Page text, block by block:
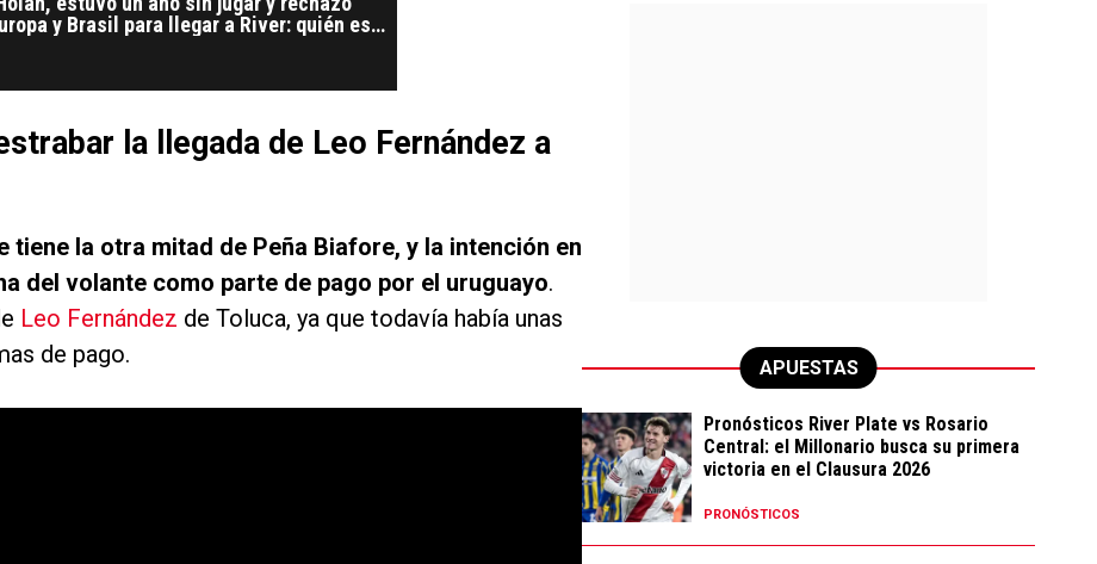
y Brasil para llegar a River: quién es
la llegada de Leo Fernández a
tiene la otra mitad de Peña Biafore, y la intención en
del volante como parte de pago por el uruguayo.
Leo Fernández de Toluca, ya que todavía había unas
de pago.
APUESTAS
Pronósticos River Plate vs Rosario
Central: el Millonario busca su primera
victoria en el Clausura 2026
PRONÓSTICOS